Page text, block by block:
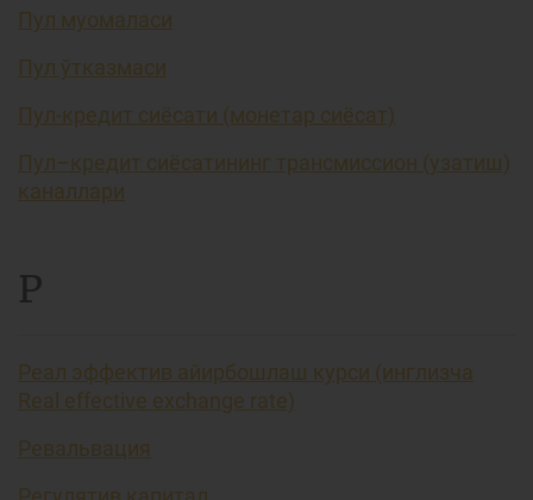
Пул муомаласи
Пул ўтказмаси
Пул-кредит сиёсати (монетар сиёсат)
Пул–кредит сиёсатининг трансмиссион (узатиш)
каналлари
Р
Реал эффектив айирбошлаш курси (инглизча
Real effective exchange rate)
Ревальвация